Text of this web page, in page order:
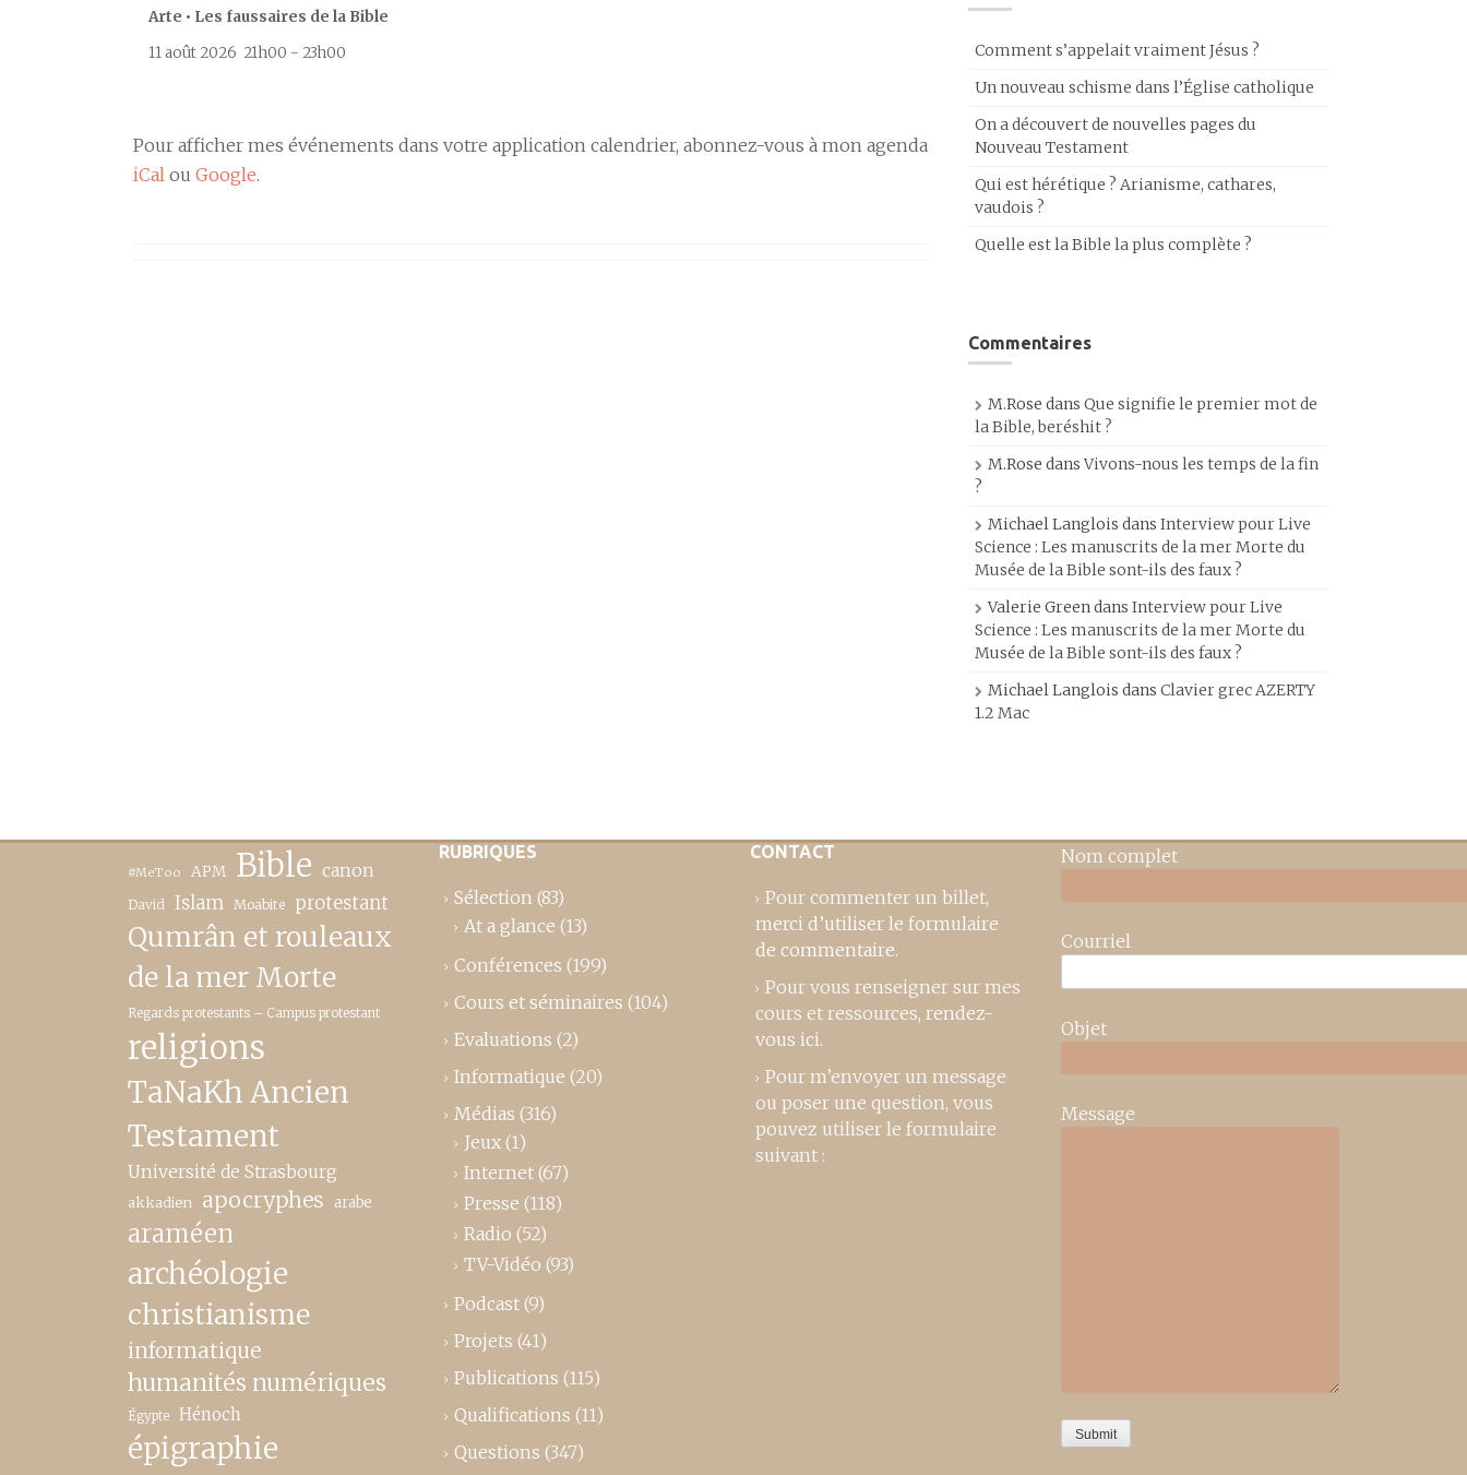
Arte • Les faussaires de la Bible
11 août 2026 21h00 - 23h00
Pour afficher mes événements dans votre application calendrier, abonnez-vous à mon agenda
iCal ou Google.
Comment s’appelait vraiment Jésus ?
Un nouveau schisme dans l’Église catholique
On a découvert de nouvelles pages du
Nouveau Testament
Qui est hérétique ? Arianisme, cathares,
vaudois ?
Quelle est la Bible la plus complète ?
Commentaires
M.Rose dans Que signifie le premier mot de
la Bible, beréshit ?
M.Rose dansVivons-nous les temps de la fin
?
Michael Langlois dans Interview pour Live
Science : Les manuscrits de la mer Morte du
Musée de la Bible sont-ils des faux ?
Valerie Greendans Interview pour Live
Science : Les manuscrits de la mer Morte du
Musée de la Bible sont-ils des faux ?
Michael Langlois dans Clavier grec AZERTY
1.2 Mac
#MeToo APM Bible canon
David Islam Moabite protestant
Qumrân et rouleaux
de la mer Morte
Regards protestants – Campus protestant
religions
TaNaKh Ancien
Testament
Université de Strasbourg
akkadien apocryphes arabe
araméen
archéologie
christianisme
informatique
humanités numériques
Égypte Hénoch
épigraphie
RUBRIQUES
Sélection (83)
At a glance (13)
Conférences (199)
Cours et séminaires (104)
Evaluations (2)
Informatique (20)
Médias (316)
Jeux (1)
Internet (67)
Presse (118)
Radio (52)
TV-Vidéo (93)
Podcast (9)
Projets (41)
Publications (115)
Qualifications (11)
Questions (347)
CONTACT
Pour commenter un billet,
merci d’utiliser le formulaire
de commentaire.
Pour vous renseigner sur mes
cours et ressources, rendez-
vous ici.
Pour m’envoyer un message
ou poser une question, vous
pouvez utiliser le formulaire
suivant :
Nom complet
Courriel
Objet
Message